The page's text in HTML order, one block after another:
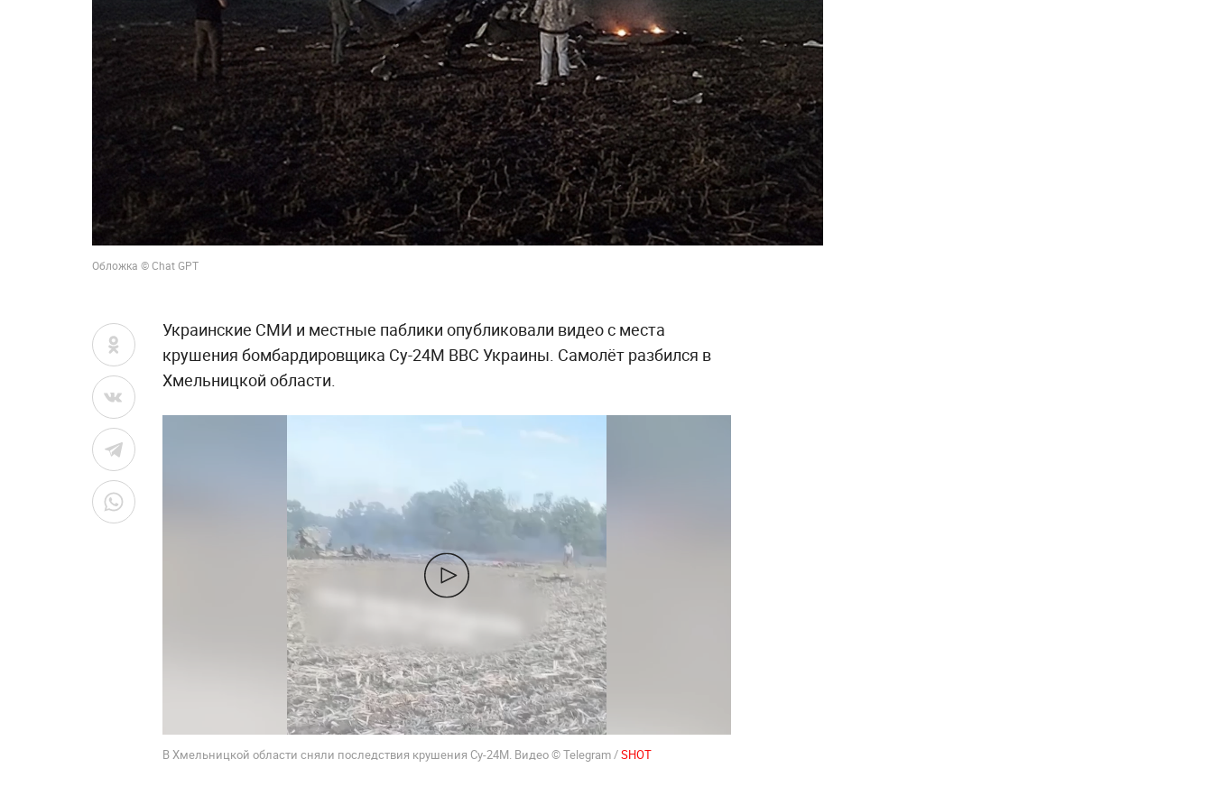
Обложка © Chat GPT
Украинские СМИ и местные паблики опубликовали видео с места
крушения бомбардировщика Су-24М ВВС Украины. Самолёт разбился в
Хмельницкой области.
В Хмельницкой области сняли последствия крушения Су-24М. Видео © Telegram /SHOT